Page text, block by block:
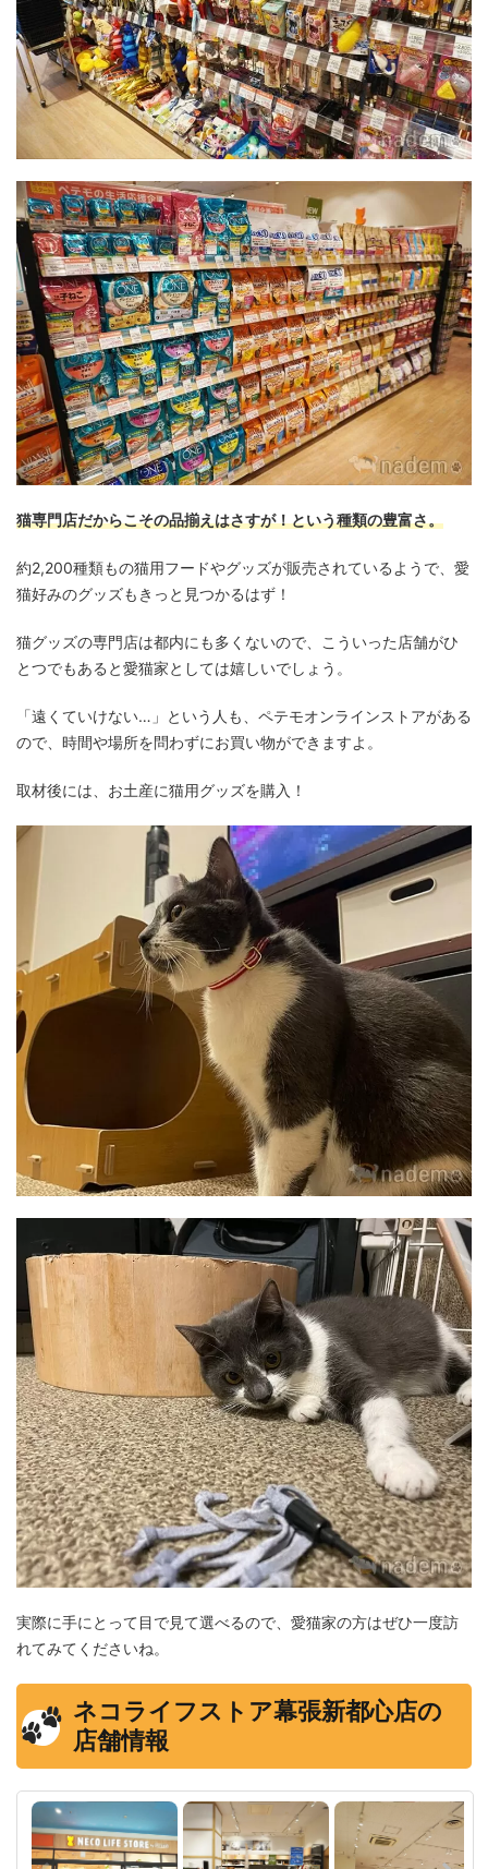
猫専門店だからこその品揃えはさすが！という種類の豊富さ。
約2,200種類もの猫用フードやグッズが販売されているようで、愛
猫好みのグッズもきっと見つかるはず！
猫グッズの専門店は都内にも多くないので、こういった店舗がひ
とつでもあると愛猫家としては嬉しいでしょう。
「遠くていけない…」という人も、ペテモオンラインストアがある
ので、時間や場所を問わずにお買い物ができますよ。
取材後には、お土産に猫用グッズを購入！
実際に手にとって目で見て選べるので、愛猫家の方はぜひ一度訪
れてみてくださいね。
ネコライフストア幕張新都心店の
店舗情報